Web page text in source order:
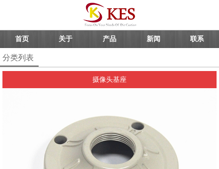
首页 关于 产品 新闻 联系
分类列表
摄像头基座